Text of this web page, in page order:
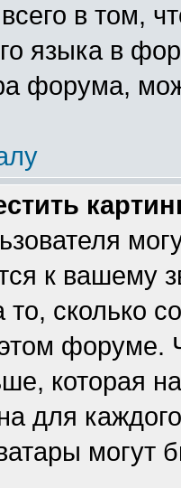
в том,
языка в
форума,
к вашему
сколько
форуме.
которая
для
могут